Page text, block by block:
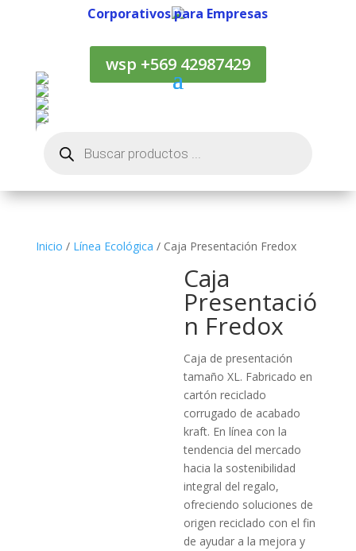
Corporativos para Empresas
wsp +569 42987429
productos
Inicio / Línea Ecológica / Caja Presentación Fredox
Caja
Presentació
n Fredox
Caja de presentación
tamaño XL. Fabricado en
cartón reciclado
corrugado de acabado
kraft. En línea con la
tendencia del mercado
hacia la sostenibilidad
integral del regalo,
ofreciendo soluciones de
origen reciclado con el fin
de ayudar a la mejora y